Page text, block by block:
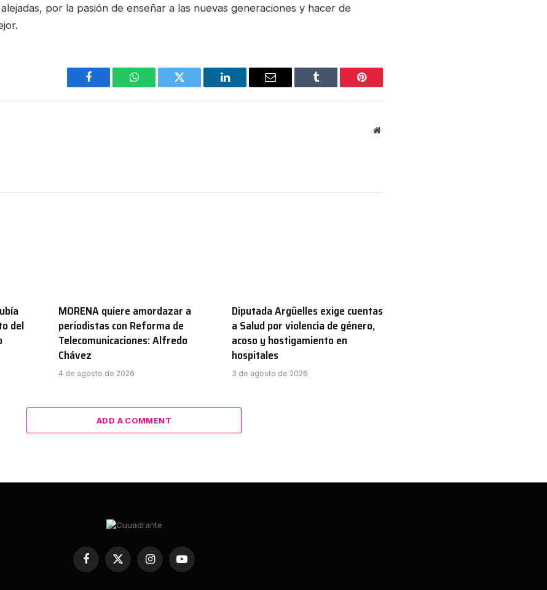
por la pasión de enseñar a las nuevas generaciones y hacer de
Facebook WhatsAppTwitter LinkedIn Email Tumblr Pinterest
Website
del
MORENA quiere amordazar a
periodistas con Reforma de
Telecomunicaciones: Alfredo
Chávez
4 de agosto de 2026
Diputada Argüelles exige cuentas
a Salud por violencia de género,
acoso y hostigamiento en
hospitales
3 de agosto de 2026
ADD A COMMENT
Facebook
X
InstagramYouTube